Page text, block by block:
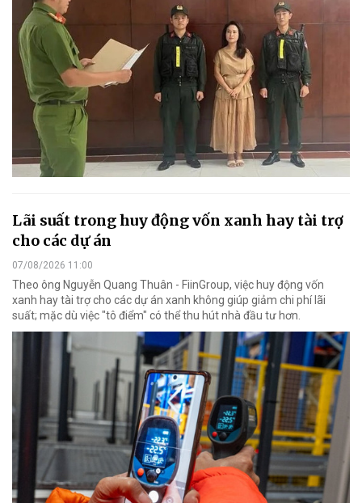
Lãi suất trong huy động vốn xanh hay tài trợ
cho các dự án
07/08/2026 11:00
Theo ông Nguyễn Quang Thuân - FiinGroup, việc huy động vốn
xanh hay tài trợ cho các dự án xanh không giúp giảm chi phí lãi
suất; mặc dù việc "tô điểm" có thể thu hút nhà đầu tư hơn.